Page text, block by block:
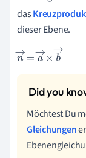
das
dieser Ebene.
n→=a→ ×b →
Möchtest Du
Gleichungen